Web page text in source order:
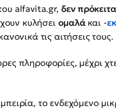
alfavita.gr, δεν
κυλήσει ομαλά και -
τις αιτήσεις τους.
πληροφορίες, μέχρι
το ενδεχόμενο